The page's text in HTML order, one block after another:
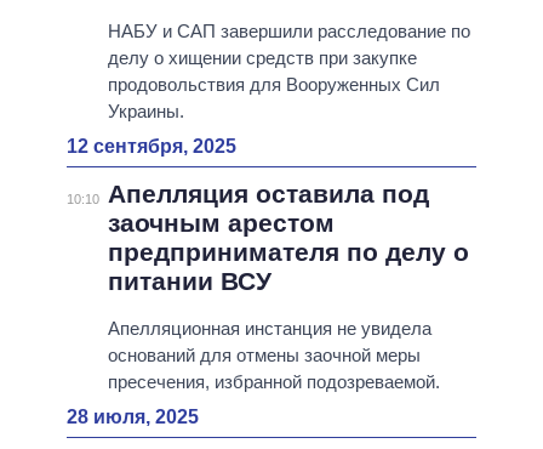
НАБУ и САП завершили расследование по
делу о хищении средств при закупке
продовольствия для Вооруженных Сил
Украины.
12 сентября, 2025
10:10
Апелляция оставила под
заочным арестом
предпринимателя по делу о
питании ВСУ
Апелляционная инстанция не увидела
оснований для отмены заочной меры
пресечения, избранной подозреваемой.
28 июля, 2025